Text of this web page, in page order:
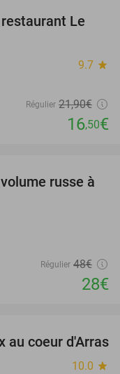
25%
Le
9.7 star
Régulier 21,90€
16,50€
42%
russe à
Régulier 48€
28€
38%
au coeur d'Arras
10.0 star